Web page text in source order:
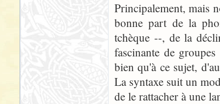
Principalement, mais
bonne part de la
tchèque --, de la
fascinante de
bien qu'à ce sujet,
La syntaxe suit un
de le rattacher à une